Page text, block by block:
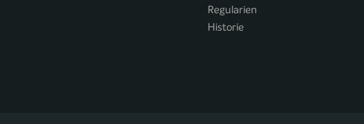
Regularien
Historie